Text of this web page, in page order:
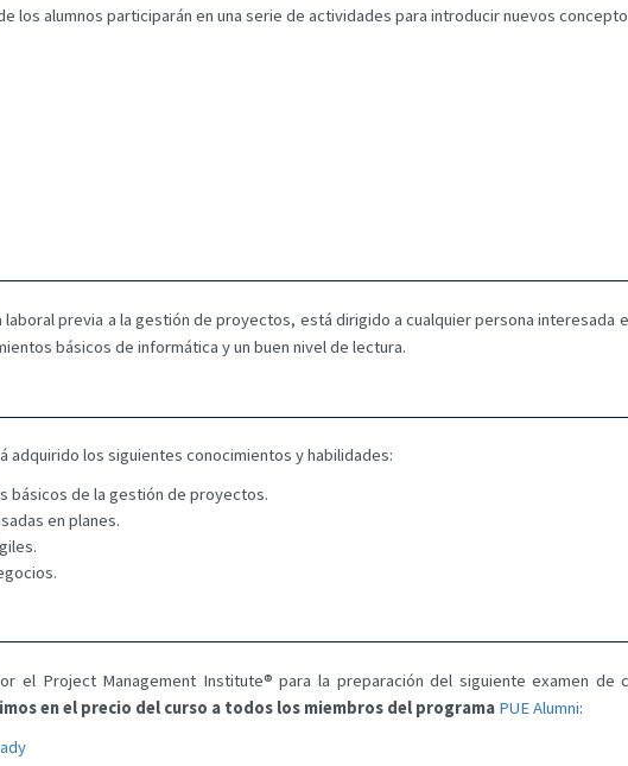
los alumnos participarán en una serie de actividades para introducir nuevos
previa a la gestión de proyectos, está dirigido a cualquier persona
básicos de informática y un buen nivel de lectura.
adquirido los siguientes conocimientos y habilidades:
básicos de la gestión de proyectos.
en planes.
el Project Management Institute® para la preparación del siguiente examen de
en el precio del curso a todos los miembros del programa PUE Alumni: